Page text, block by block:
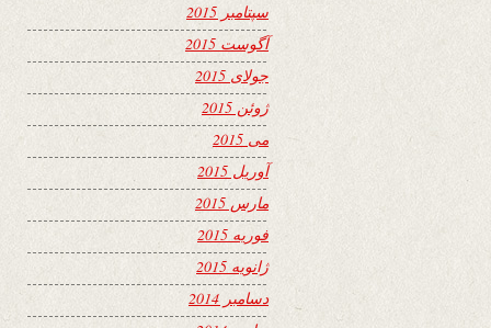
سپتامبر 2015
آگوست 2015
جولای 2015
ژوئن 2015
می 2015
آوریل 2015
مارس 2015
فوریه 2015
ژانویه 2015
دسامبر 2014